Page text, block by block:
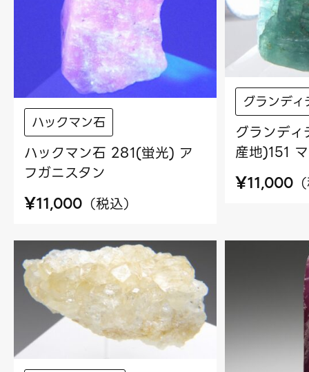
ハックマン石
ハックマン石 281(蛍光) ア
フガニスタン
¥11,000 （税込）
グランデ
グランデ
産地)151
¥11,000 （